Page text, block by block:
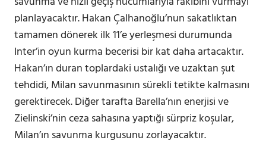
planlayacaktır. Hakan Çalhanoğlu’nun sakatlıktan
tamamen dönerek ilk 11’e yerleşmesi durumunda
Inter’in oyun kurma becerisi bir kat daha artacaktır.
Hakan’ın duran toplardaki ustalığı ve uzaktan şut
tehdidi, Milan savunmasının sürekli tetikte kalmasını
gerektirecek. Diğer tarafta Barella’nın enerjisi ve
Zielinski’nin ceza sahasına yaptığı sürpriz koşular,
Milan’ın savunma kurgusunu zorlayacaktır.